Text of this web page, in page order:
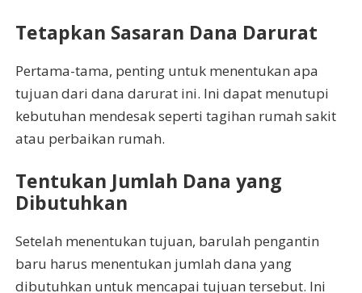
Tetapkan Sasaran Dana Darurat
Pertama-tama, penting untuk menentukan apa
tujuan dari dana darurat ini. Ini dapat menutupi
kebutuhan mendesak seperti tagihan rumah sakit
atau perbaikan rumah.
Tentukan Jumlah Dana yang
Dibutuhkan
Setelah menentukan tujuan, barulah pengantin
baru harus menentukan jumlah dana yang
dibutuhkan untuk mencapai tujuan tersebut. Ini